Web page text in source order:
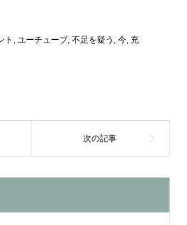
ト , ユーチューブ, 不足を疑う , 今, 充